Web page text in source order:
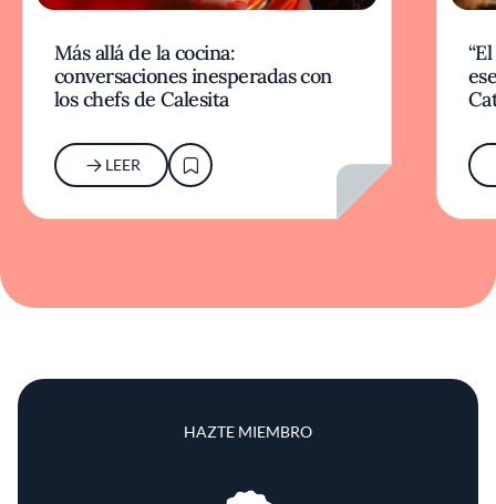
Más allá de la cocina:
conversaciones inesperadas con
los chefs de Calesita
LEER
HAZTE MIEMBRO